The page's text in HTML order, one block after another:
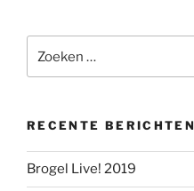
naar:
RECENTE BERICHTEN
Brogel Live! 2019